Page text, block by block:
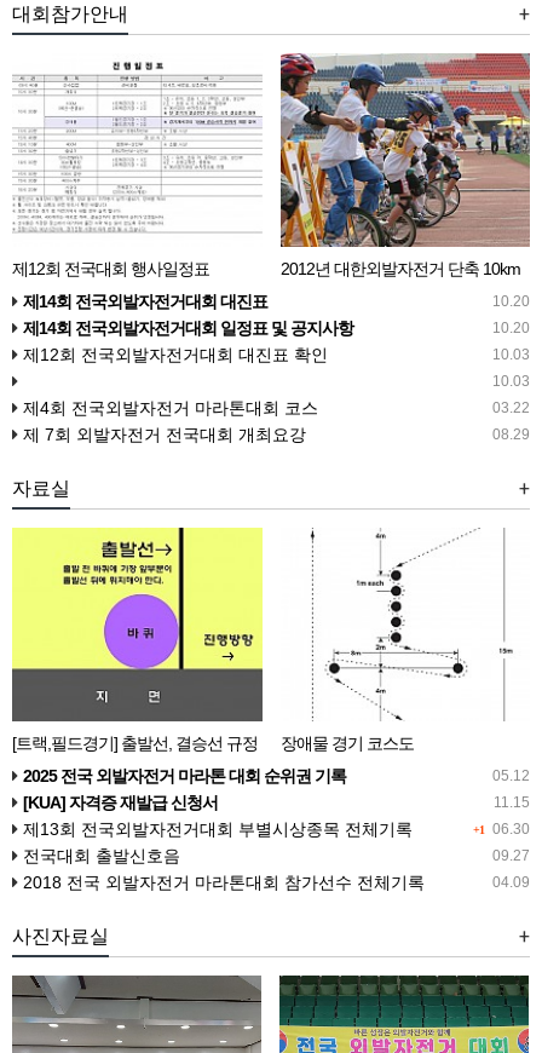
+
대회참가안내
제12회 전국대회 행사일정표
2012년 대한외발자전거 단축 10km
10.20
제14회 전국외발자전거대회 대진표
10.20
제14회 전국외발자전거대회 일정표 및 공지사항
10.03
제12회 전국외발자전거대회 대진표 확인
10.03
03.22
제4회 전국외발자전거 마라톤대회 코스
08.29
제 7회 외발자전거 전국대회 개최요강
+
자료실
[트랙,필드경기] 출발선, 결승선 규정 장애물 경기 코스도
05.12
2025 전국 외발자전거 마라톤 대회 순위권 기록
11.15
[KUA] 자격증 재발급 신청서
+1 06.30
제13회 전국외발자전거대회 부별시상종목 전체기록
09.27
전국대회 출발신호음
04.09
2018 전국 외발자전거 마라톤대회 참가선수 전체기록
+
사진자료실